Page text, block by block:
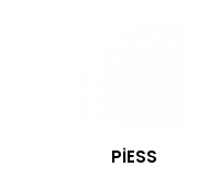
PİESS